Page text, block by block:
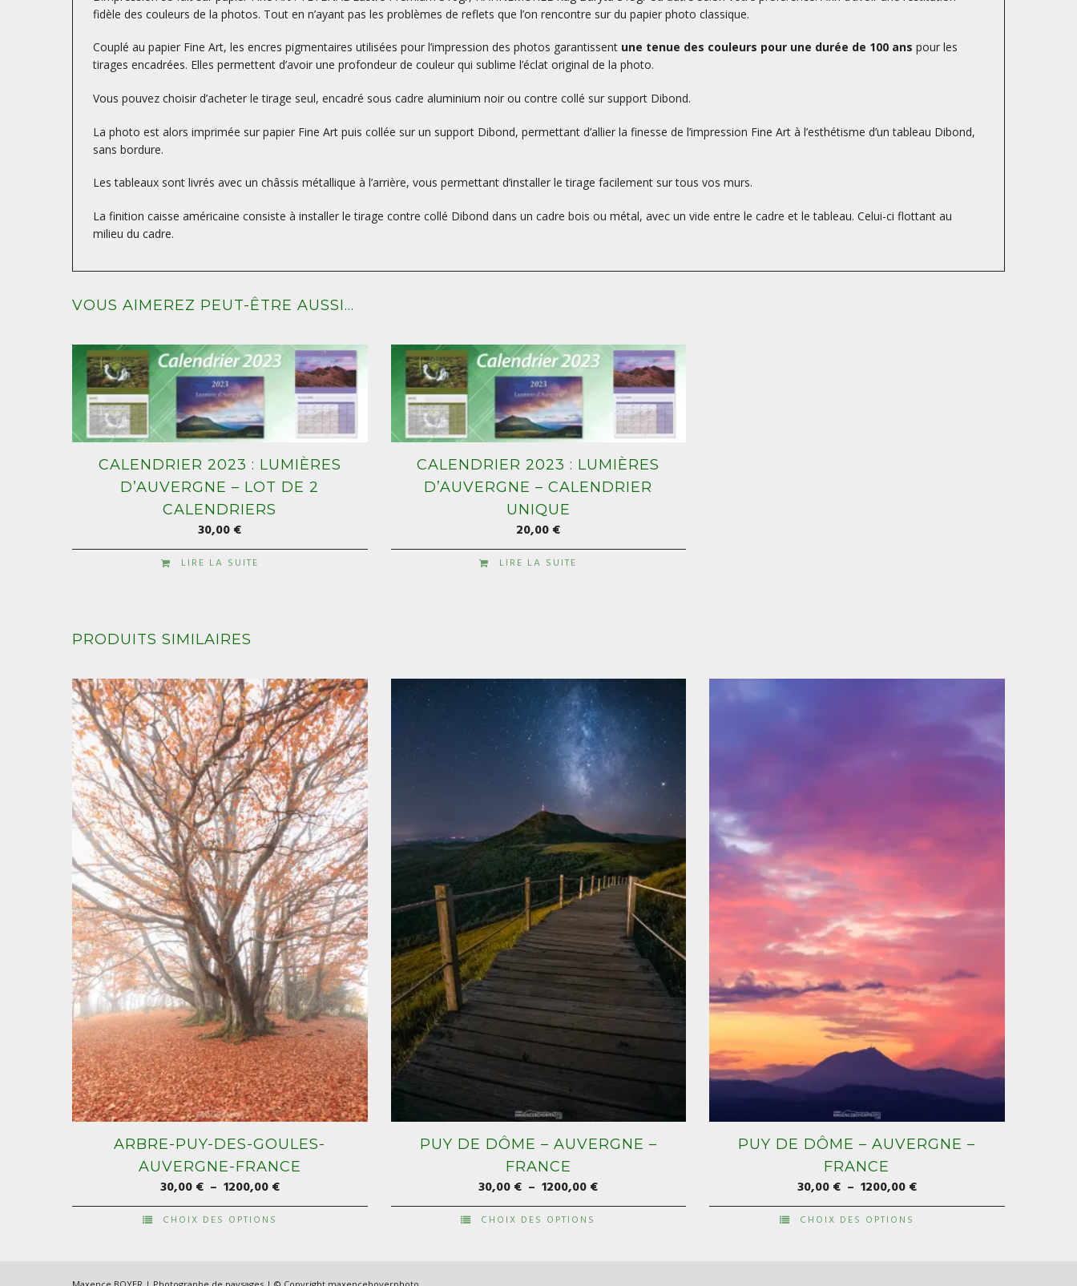
fidèle des couleurs de la photos. Tout en n’ayant pas les problèmes de reflets que l’on rencontre sur du papier photo classique.
Couplé au papier Fine Art, les encres pigmentaires utilisées pour l’impression des photos garantissent une tenue des couleurs pour une durée de 100 ans pour les
tirages encadrées. Elles permettent d’avoir une profondeur de couleur qui sublime l’éclat original de la photo.
Vous pouvez choisir d’acheter le tirage seul, encadré sous cadre aluminium noir ou contre collé sur support Dibond.
La photo est alors imprimée sur papier Fine Art puis collée sur un support Dibond, permettant d’allier la finesse de l’impression Fine Art à l’esthétisme d’un tableau Dibond,
sans bordure.
Les tableaux sont livrés avec un châssis métallique à l’arrière, vous permettant d’installer le tirage facilement sur tous vos murs.
La finition caisse américaine consiste à installer le tirage contre collé Dibond dans un cadre bois ou métal, avec un vide entre le cadre et le tableau. Celui-ci flottant au
milieu du cadre.
VOUS AIMEREZ PEUT-ÊTRE AUSSI…
CALENDRIER 2023 : LUMIÈRES
D’AUVERGNE – LOT DE 2
CALENDRIERS
30,00€
LIRE LA SUITE
CALENDRIER 2023 : LUMIÈRES
D’AUVERGNE – CALENDRIER
UNIQUE
20,00€
LIRE LA SUITE
PRODUITS SIMILAIRES
ARBRE-PUY-DES-GOULES-
AUVERGNE-FRANCE
30,00€ – 1200,00€Plage
de
CHOIX DES OPTIONS
PUY DE DÔME – AUVERGNE –
FRANCE
30,00€ – 1200,00€Plage
de
CHOIX DES OPTIONS
PUY DE DÔME – AUVERGNE –
FRANCE
30,00€ – 1200,00€Plage
de
CHOIX DES OPTIONS